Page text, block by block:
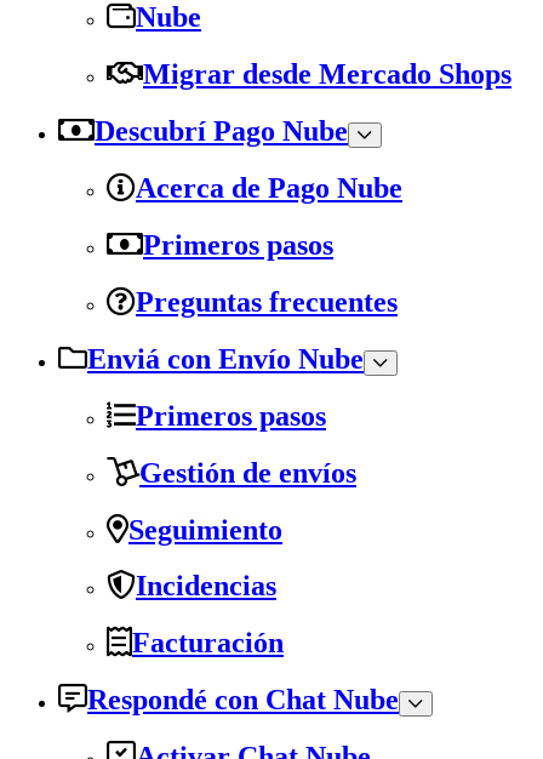
Nube
Migrar desde Mercado Shops
Descubrí Pago Nube
Acerca de Pago Nube
Primeros pasos
Preguntas frecuentes
Enviá con Envío Nube
Primeros pasos
Gestión de envíos
Seguimiento
Incidencias
Facturación
Respondé con Chat Nube